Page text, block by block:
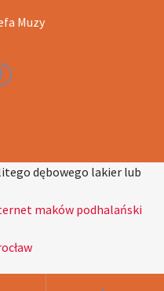
Muzy
dębowego lakier lub
maków podhalański
Serwis laptopów